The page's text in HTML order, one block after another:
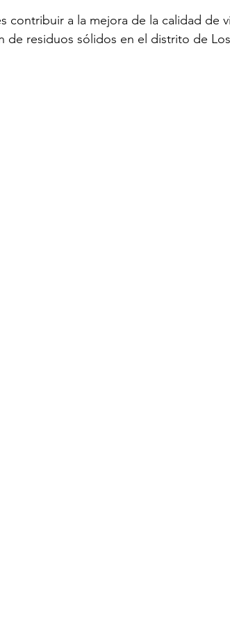
contribuir a la mejora de la calidad de
de residuos sólidos en el distrito de